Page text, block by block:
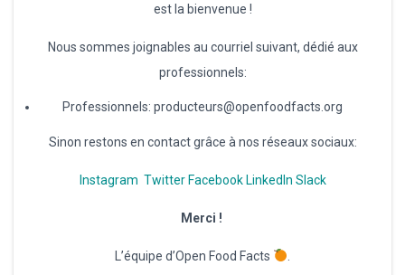
est la bienvenue !
Nous sommes joignables au courriel suivant, dédié aux
professionnels:
Professionnels: producteurs@openfoodfacts.org
Sinon restons en contact grâce à nos réseaux sociaux:
Instagram Twitter Facebook LinkedIn Slack
Merci !
L’équipe d’Open Food Facts